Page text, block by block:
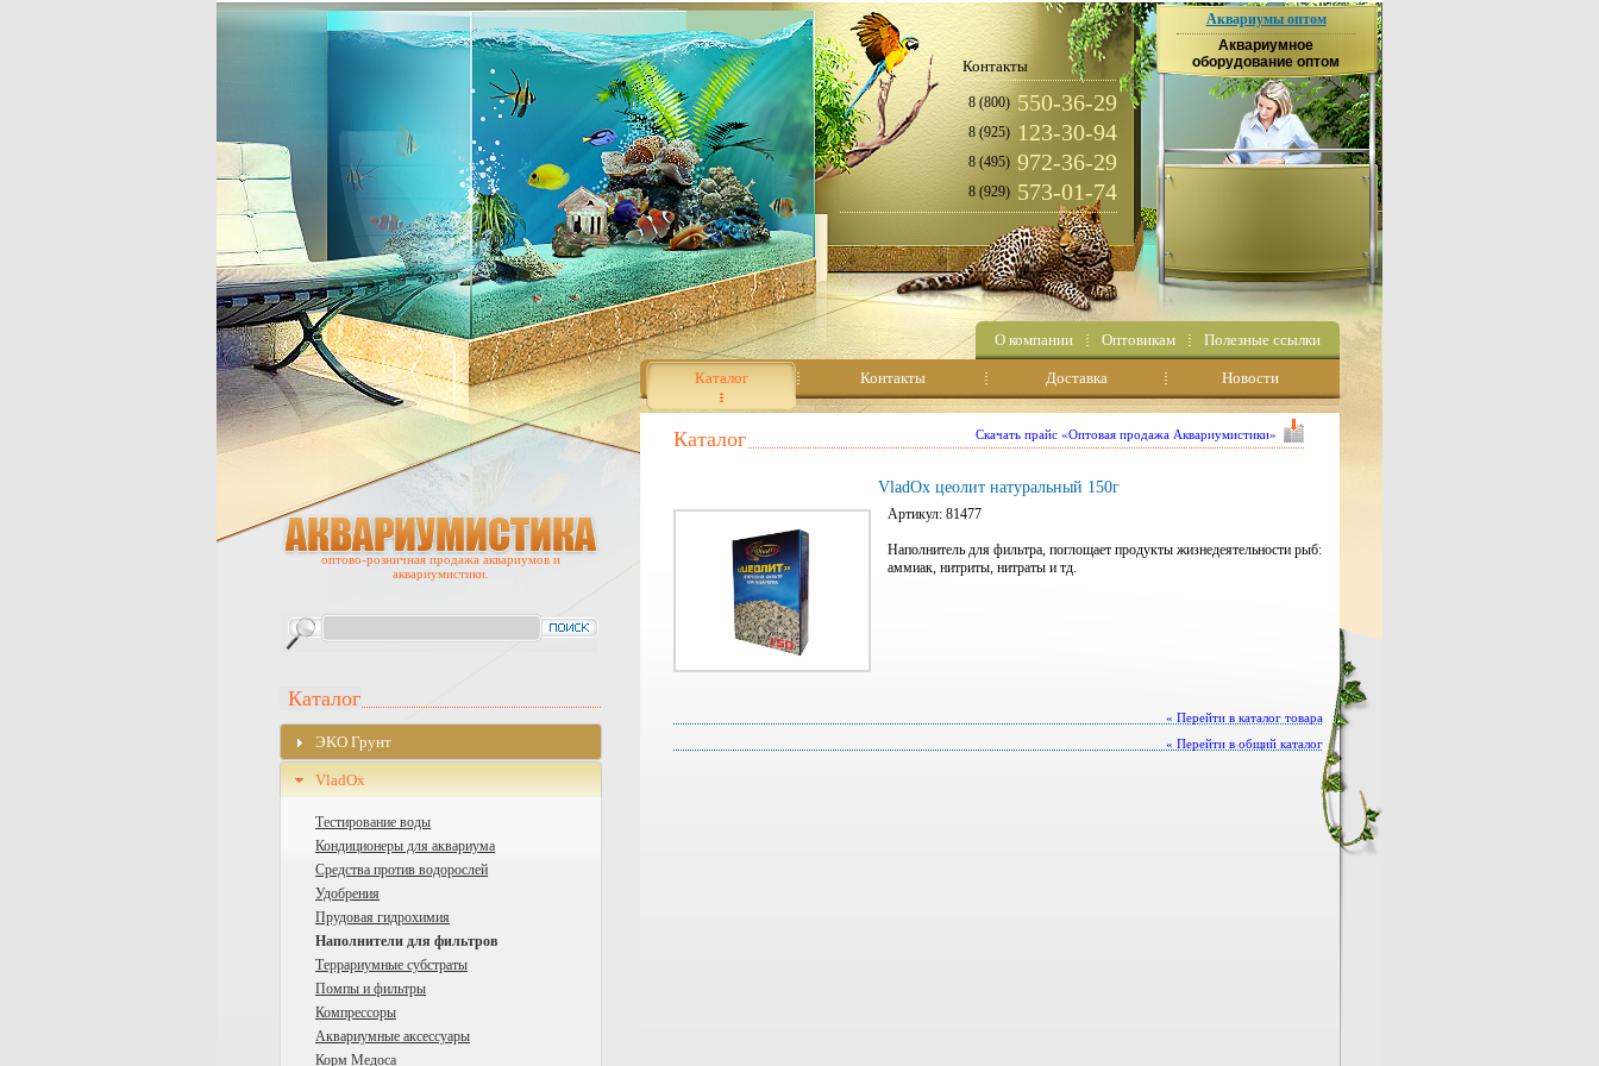
Контакты
8 (800) 550-36-29
8 (925) 123-30-94
8 (495) 972-36-29
8 (929) 573-01-74
Аквариумы оптом
Аквариумное
оборудование оптом
О компании Оптовикам Полезные ссылки
Каталог Контакты Доставка Новости
Каталог Скачать прайс «Оптовая продажа Аквариумистики»
VladOx цеолит натуральный 150г
Артикул: 81477
Наполнитель для фильтра, поглощает продукты жизнедеятельности рыб:
аммиак, нитриты, нитраты и тд.
« Перейти в каталог товара
« Перейти в общий каталог
оптово-розничная продажа аквариумов и
аквариумистики.
Каталог
ЭKO Грунт
VladOx
Тестирование воды
Кондиционеры для аквариума
Средства против водорослей
Удобрения
Прудовая гидрохимия
Наполнители для фильтров
Террариумные субстраты
Помпы и фильтры
Компрессоры
Аквариумные аксессуары
Корм Медоса